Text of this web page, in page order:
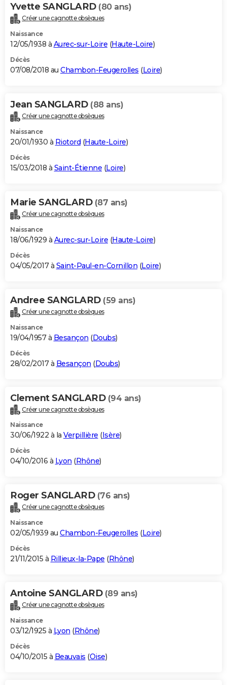
Yvette SANGLARD (80 ans)
Créer une cagnotte obsèques
Naissance
12/05/1938 à Aurec-sur-Loire (Haute-Loire)
Décès
07/08/2018 au Chambon-Feugerolles (Loire)
Jean SANGLARD (88 ans)
Créer une cagnotte obsèques
Naissance
20/01/1930 à Riotord (Haute-Loire)
Décès
15/03/2018 à Saint-Étienne (Loire)
Marie SANGLARD (87 ans)
Créer une cagnotte obsèques
Naissance
18/06/1929 à Aurec-sur-Loire (Haute-Loire)
Décès
04/05/2017 à Saint-Paul-en-Cornillon (Loire)
Andree SANGLARD (59 ans)
Créer une cagnotte obsèques
Naissance
19/04/1957 à Besançon (Doubs)
Décès
28/02/2017 à Besançon (Doubs)
Clement SANGLARD (94 ans)
Créer une cagnotte obsèques
Naissance
30/06/1922 à la Verpillière (Isère)
Décès
04/10/2016 à Lyon (Rhône)
Roger SANGLARD (76 ans)
Créer une cagnotte obsèques
Naissance
02/05/1939 au Chambon-Feugerolles (Loire)
Décès
21/11/2015 à Rillieux-la-Pape (Rhône)
Antoine SANGLARD (89 ans)
Créer une cagnotte obsèques
Naissance
03/12/1925 à Lyon (Rhône)
Décès
04/10/2015 à Beauvais (Oise)